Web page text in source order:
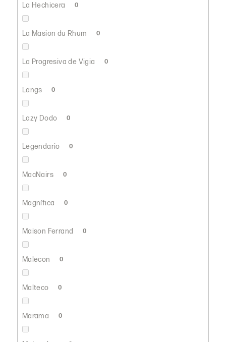
La Hechicera 0
La Masion du Rhum 0
La Progresiva de Vigia 0
Langs 0
Lazy Dodo 0
Legendario 0
MacNairs 0
Magnífica 0
Maison Ferrand 0
Malecon 0
Malteco 0
Marama 0